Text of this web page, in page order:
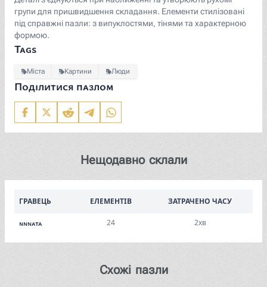
групи для пришвидшення складання. Елементи стилізовані
під справжні пазли: з випуклостями, тінями та характерною
формою.
Tags
Міста Картини Люди
Поділитися пазлом
Нещодавно склали
ГРАВЕЦЬ ЕЛЕМЕНТІВ ЗАТРАЧЕНО ЧАСУ
nnnata 24 2хв
Схожі пазли